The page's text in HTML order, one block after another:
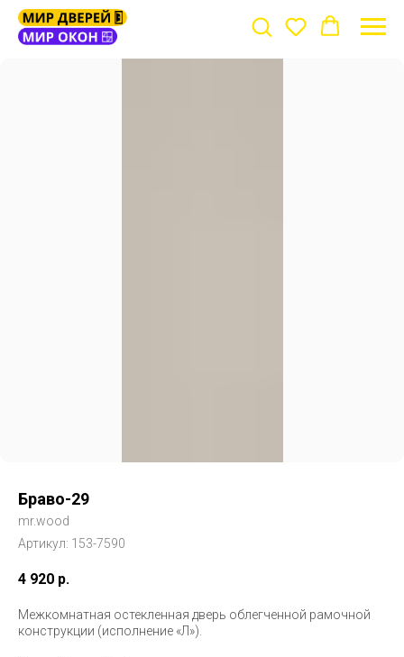
Браво-29
mr.wood
Артикул: 153-7590
4 920 р.
Межкомнатная остекленная дверь облегченной рамочной
конструкции (исполнение «Л»).